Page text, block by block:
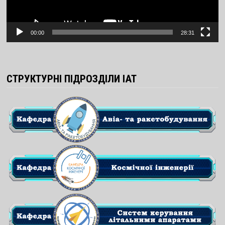
00:00 28:31
СТРУКТУРНІ ПІДРОЗДІЛИ ІАТ